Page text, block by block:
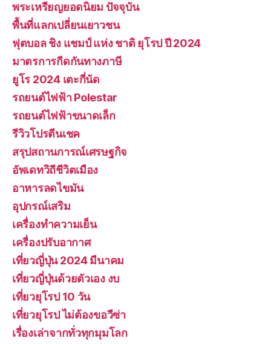
พระเหรียญยอดนิยม ปัจจุบัน
พื้นที่แลกเปลี่ยนเยาวชน
ฟุตบอล ชิง แชมป์ แห่ง ชาติ ยุโรป ปี 2024
มาตรการกีดกันทางภาษี
ยูโร 2024 เตะกี่นัด
รถยนต์ไฟฟ้า Polestar
รถยนต์ไฟฟ้าขนาดเล็ก
รีวิวโปรตีนเชค
สรุปสถานการณ์เศรษฐกิจ
อัพเดทวิถีชีวิตเมือง
อาหารลดไขมัน
อุปกรณ์เสริม
เครื่องทำความเย็น
เครื่องปรับอากาศ
เที่ยวญี่ปุ่น 2024 มีนาคม
เที่ยวญี่ปุ่นด้วยตัวเอง งบ
เที่ยวยุโรป 10 วัน
เที่ยวยุโรป ไม่ต้องขอวีซ่า
เรื่องเล่าจากทั่วทุกมุมโลก